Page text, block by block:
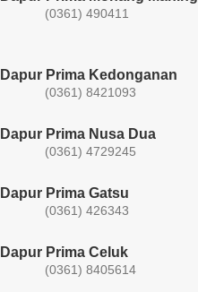
(0361) 490411​
Dapur Prima Kedonganan
(0361) 8421093
Dapur Prima Nusa Dua
(0361) 4729245
Dapur Prima Gatsu
(0361) 426343
Dapur Prima Celuk
(0361) 8405614